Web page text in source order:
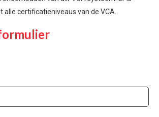
alle certificatieniveaus van de VCA.